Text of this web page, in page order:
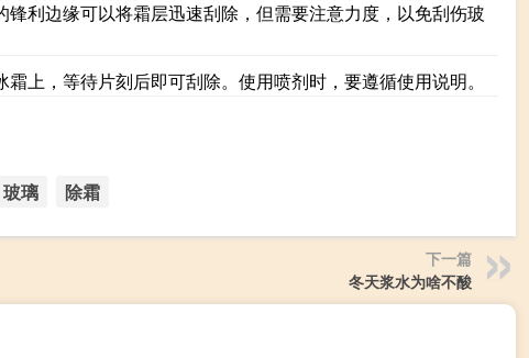
利边缘可以将霜层迅速刮除，但需要注意力度，以免刮伤玻
上，等待片刻后即可刮除。使用喷剂时，要遵循使用说明。
玻璃 除霜
下一篇
冬天浆水为啥不酸